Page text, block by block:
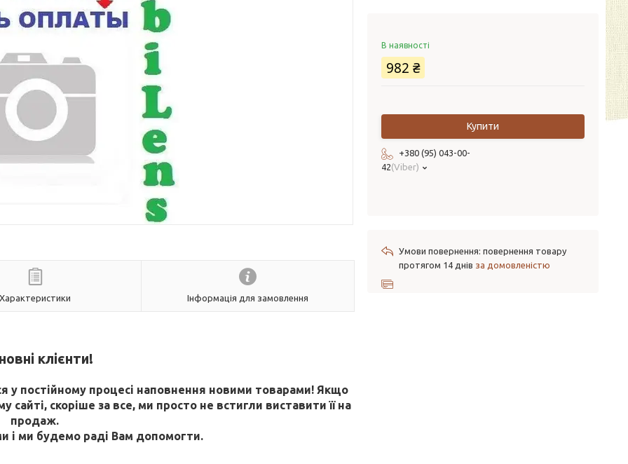
Характеристики Інформація для замовлення
клієнти!
постійному процесі наповнення новими товарами! Якщо
скоріше за все, ми просто не встигли виставити її на
продаж.
і ми будемо раді Вам допомогти.
В наявності
982 ₴
Купити
+380 (95) 043-00-
42 Viber
повернення товару
протягом 14 днів за домовленістю